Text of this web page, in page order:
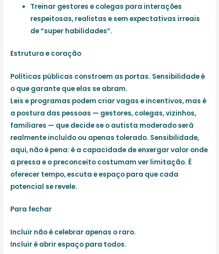
Treinar gestores e colegas para interações
respeitosas, realistas e sem expectativas irreais
de “super habilidades”.
Estrutura e coração
Políticas públicas constroem as portas. Sensibilidade é
o que garante que elas se abram.
Leis e programas podem criar vagas e incentivos, mas é
a postura das pessoas — gestores, colegas, vizinhos,
familiares — que decide se o autista moderado será
realmente incluído ou apenas tolerado. Sensibilidade,
aqui, não é pena: é a capacidade de enxergar valor onde
a pressa e o preconceito costumam ver limitação. É
oferecer tempo, escuta e espaço para que cada
potencial se revele.
Para fechar
Incluir não é celebrar apenas o raro.
Incluir é abrir espaço para todos.